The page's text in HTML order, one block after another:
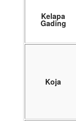
Kelapa
Gading
Koja